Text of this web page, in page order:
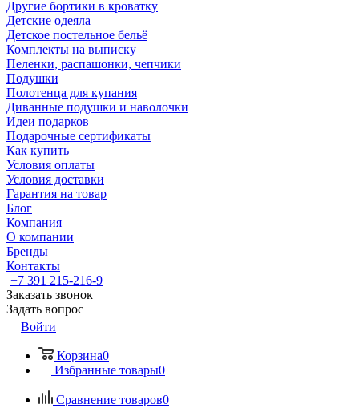
Другие бортики в кроватку
Детские одеяла
Детское постельное бельё
Комплекты на выписку
Пеленки, распашонки, чепчики
Подушки
Полотенца для купания
Диванные подушки и наволочки
Идеи подарков
Подарочные сертификаты
Как купить
Условия оплаты
Условия доставки
Гарантия на товар
Блог
Компания
О компании
Бренды
Контакты
+7 391 215-216-9
Заказать звонок
Задать вопрос
Войти
Корзина0
Избранные товары0
Сравнение товаров0